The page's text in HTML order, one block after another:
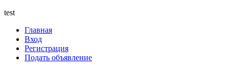
test
Главная
Вход
Регистрация
Подать объявление